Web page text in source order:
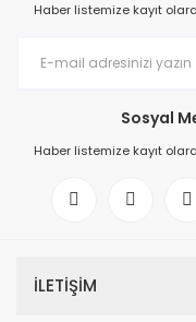
Haber listemize kayıt
Sosyal
Haber listemize kayıt
İLETİŞİM